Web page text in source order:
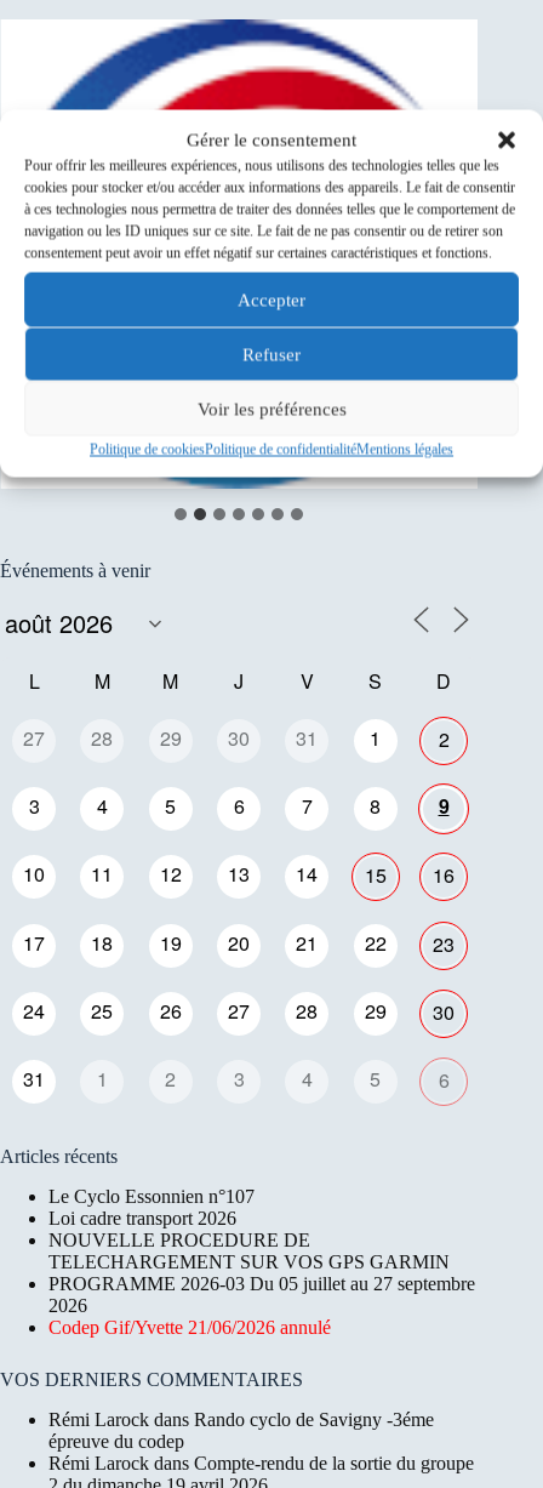
Gérer le consentement
Pour offrir les meilleures expériences, nous utilisons des technologies telles que les
cookies pour stocker et/ou accéder aux informations des appareils. Le fait de consentir
à ces technologies nous permettra de traiter des données telles que le comportement de
navigation ou les ID uniques sur ce site. Le fait de ne pas consentir ou de retirer son
consentement peut avoir un effet négatif sur certaines caractéristiques et fonctions.
Accepter
Refuser
Voir les préférences
Politique de cookiesPolitique de confidentialitéMentions légales
Événements à venir
L M M J V S D
27 28 29 30 31 1 2
3 4 5 6 7 8 9
10 11 12 13 14 15 16
17 18 19 20 21 22 23
24 25 26 27 28 29 30
31 1 2 3 4 5 6
Articles récents
Le Cyclo Essonnien n°107
Loi cadre transport 2026
NOUVELLE PROCEDURE DE
TELECHARGEMENT SUR VOS GPS GARMIN
PROGRAMME 2026-03 Du 05 juillet au 27 septembre
2026
Codep Gif/Yvette 21/06/2026 annulé
VOS DERNIERS COMMENTAIRES
Rémi Larock dans Rando cyclo de Savigny -3éme
épreuve du codep
Rémi Larock dans Compte-rendu de la sortie du groupe